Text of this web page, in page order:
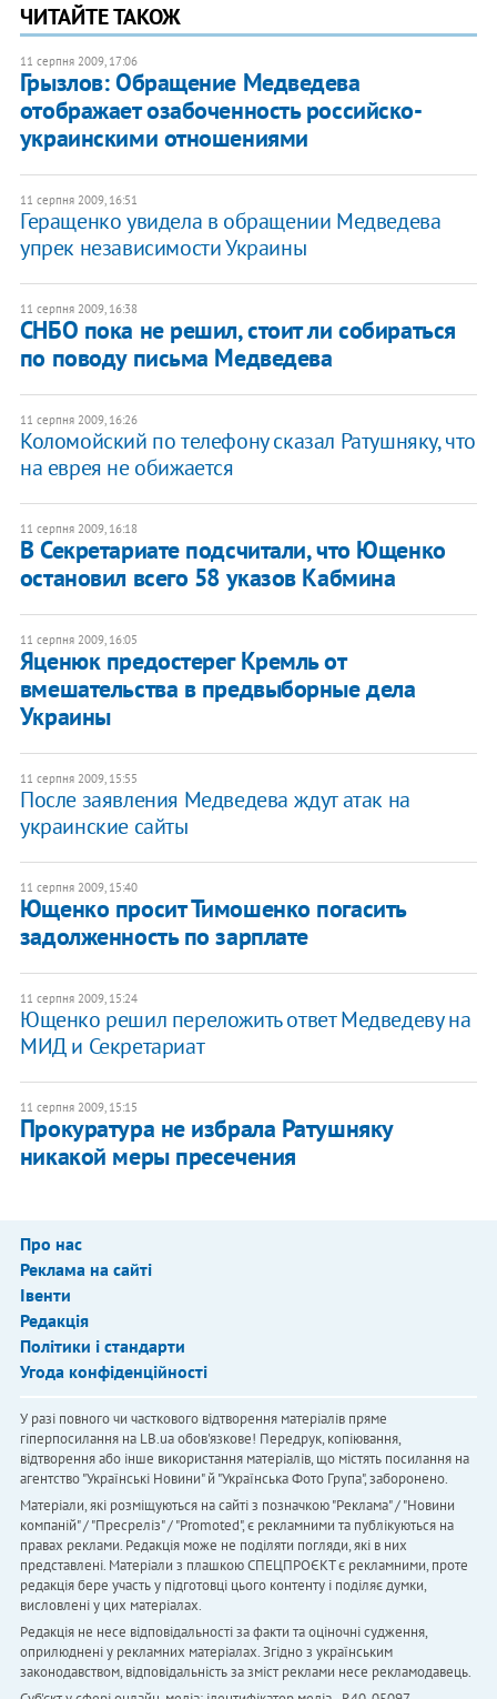
ЧИТАЙТЕ ТАКОЖ
11 серпня 2009, 17:06
Грызлов: Обращение Медведева
отображает озабоченность российско-
украинскими отношениями
11 серпня 2009, 16:51
Геращенко увидела в обращении Медведева
упрек независимости Украины
11 серпня 2009, 16:38
СНБО пока не решил, стоит ли собираться
по поводу письма Медведева
11 серпня 2009, 16:26
Коломойский по телефону сказал Ратушняку, что
на еврея не обижается
11 серпня 2009, 16:18
В Секретариате подсчитали, что Ющенко
остановил всего 58 указов Кабмина
11 серпня 2009, 16:05
Яценюк предостерег Кремль от
вмешательства в предвыборные дела
Украины
11 серпня 2009, 15:55
После заявления Медведева ждут атак на
украинские сайты
11 серпня 2009, 15:40
Ющенко просит Тимошенко погасить
задолженность по зарплате
11 серпня 2009, 15:24
Ющенко решил переложить ответ Медведеву на
МИД и Секретариат
11 серпня 2009, 15:15
Прокуратура не избрала Ратушняку
никакой меры пресечения
Про нас
Реклама на сайті
Івенти
Редакція
Політики і стандарти
Угода конфіденційності
У разі повного чи часткового відтворення матеріалів пряме
гіперпосилання на LB.ua обов'язкове! Передрук, копіювання,
відтворення або інше використання матеріалів, що містять посилання на
агентство "Українськi Новини" й "Українська Фото Група", заборонено.
Матеріали, які розміщуються на сайті з позначкою "Реклама" / "Новини
компаній" / "Пресреліз" / "Promoted", є рекламними та публікуються на
правах реклами. Редакція може не поділяти погляди, які в них
представлені. Матеріали з плашкою СПЕЦПРОЄКТ є рекламними, проте
редакція бере участь у підготовці цього контенту і поділяє думки,
висловлені у цих матеріалах.
Редакція не несе відповідальності за факти та оціночні судження,
оприлюднені у рекламних матеріалах. Згідно з українським
законодавством, відповідальність за зміст реклами несе рекламодавець.